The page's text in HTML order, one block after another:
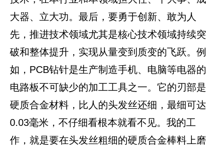
大器、立大功。最后，要勇于创新、敢为人
先，推进技术领域尤其是核心技术领域持续突
破和整体提升，实现从量变到质变的飞跃。例
如，PCB钻针是生产制造手机、电脑等电器的
电路板不可缺少的加工工具之一。它的刃部是
硬质合金材料，比人的头发丝还细，最细可达
0.03毫米，不仔细看根本就看不见。我的工
作，就是要在头发丝粗细的硬质合金棒料上磨